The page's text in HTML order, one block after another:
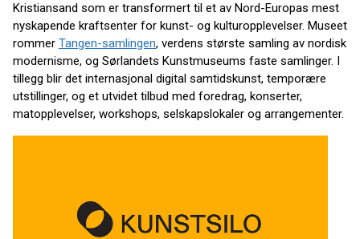
Kristiansand som er transformert til et av Nord-Europas mest
nyskapende kraftsenter for kunst- og kulturopplevelser. Museet
rommer Tangen-samlingen, verdens største samling av nordisk
modernisme, og Sørlandets Kunstmuseums faste samlinger. I
tillegg blir det internasjonal digital samtidskunst, temporære
utstillinger, og et utvidet tilbud med foredrag, konserter,
matopplevelser, workshops, selskapslokaler og arrangementer.